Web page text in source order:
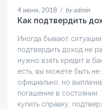
4 июня, 2018 / by admin
Как подтвердить
Иногда бывают
подтвердить доход не
нужно взять кредит в
есть, вы можете быть
официально, но
погашение в
купить справку,